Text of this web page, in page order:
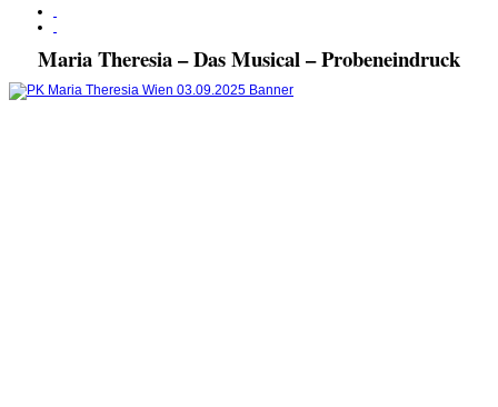
Maria Theresia – Das Musical – Probeneindruck